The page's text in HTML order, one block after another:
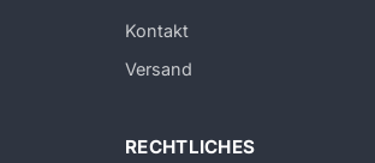
Kontakt
Versand
RECHTLICHES